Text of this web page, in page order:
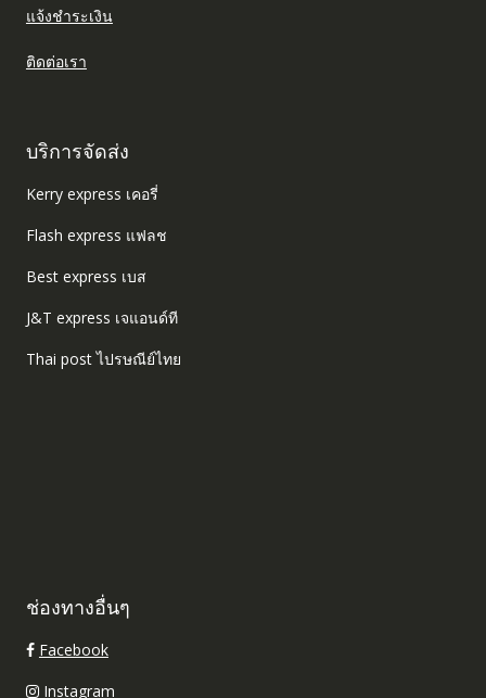
แจ้งชำระเงิน
ติดต่อเรา
บริการจัดส่ง
Kerry express เคอรี่
Flash express แฟลช
Best express เบส
J&T express เจแอนด์ที
Thai post ไปรษณีย์ไทย
ช่องทางอื่นๆ
Facebook
Instagram